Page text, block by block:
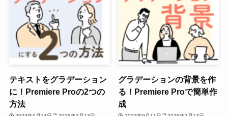
テキストをグラデーション
に！Premiere Proの2つの
方法
グラデーションの背景を作
る！Premiere Proで簡単作
成